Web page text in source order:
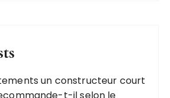
un constructeur court
t-il selon le